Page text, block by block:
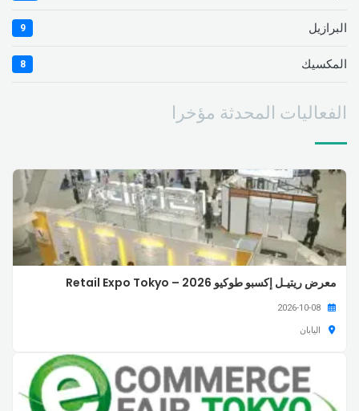
البرازيل 9
المكسيك 8
الفعاليات المحدثة مؤخرا
معرض ريتيـل إكسبو طوكيو 2026 – Retail Expo Tokyo
اليابان